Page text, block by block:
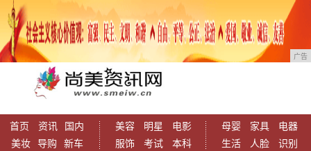
广告
首页 资讯
国内
美妆
导购 新车
美容 明星
电影
服饰
考试 本科
母婴 家具
电器
生活
人脸 识别